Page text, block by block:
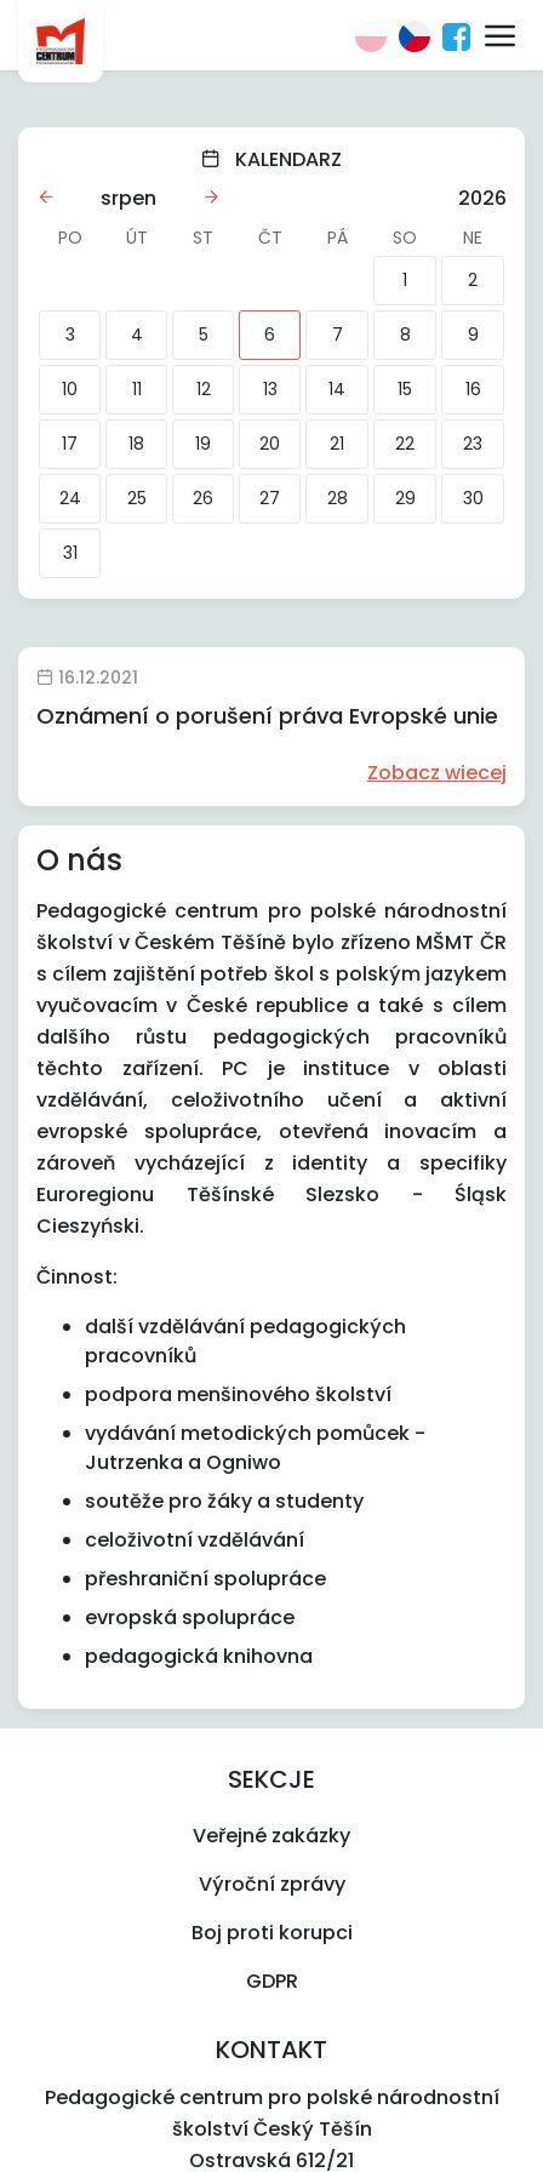
KALENDARZ
srpen
2026
PO ÚT ST ČT PÁ SO
NE
1
2
3 4 5 6 7 8 9
10 11 12 13 14 15 16
17 18 19 20 21 22 23
24 25 26 27 28 29 30
31
16.12.2021
Oznámení o porušení práva Evropské unie
Zobacz wiecej
O nás
Pedagogické centrum pro polské národnostní
školství v Českém Těšíně bylo zřízeno MŠMT ČR
s cílem zajištění potřeb škol s polským jazykem
vyučovacím v České republice a také s cílem
dalšího růstu pedagogických pracovníků
těchto zařízení. PC je instituce v oblasti
vzdělávání, celoživotního učení a aktivní
evropské spolupráce, otevřená inovacím a
zároveň vycházející z identity a specifiky
Euroregionu Těšínské Slezsko - Śląsk
Cieszyński.
Činnost:
další vzdělávání pedagogických
pracovníků
podpora menšinového školství
vydávání metodických pomůcek -
Jutrzenka a Ogniwo
soutěže pro žáky a studenty
celoživotní vzdělávání
přeshraniční spolupráce
evropská spolupráce
pedagogická knihovna
SEKCJE
Veřejné zakázky
Výroční zprávy
Boj proti korupci
GDPR
KONTAKT
Pedagogické centrum pro polské národnostní
školství Český Těšín
Ostravská 612/21